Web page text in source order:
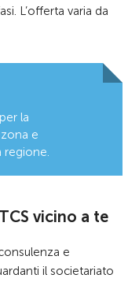
L’offerta varia da
la
e
regione.
vicino a te
e
il societariato